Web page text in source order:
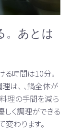
。あとは
時間は10分。
は、 、鍋全体が
理の手間を減ら
しく調理ができる
わります。